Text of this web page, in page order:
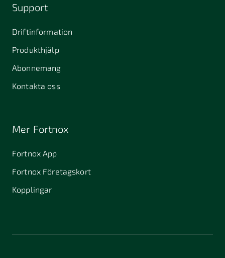
Support
Driftinformation
Produkthjälp
Abonnemang
Kontakta oss
Mer Fortnox
Fortnox App
Fortnox Företagskort
Kopplingar